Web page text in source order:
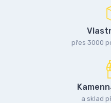
přes 3000
a sklad